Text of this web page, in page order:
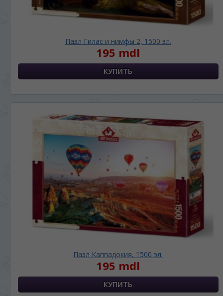
Пазл Гилас и нимфы 2, 1500 эл.
195 mdl
Пазл Каппадокия, 1500 эл.
195 mdl